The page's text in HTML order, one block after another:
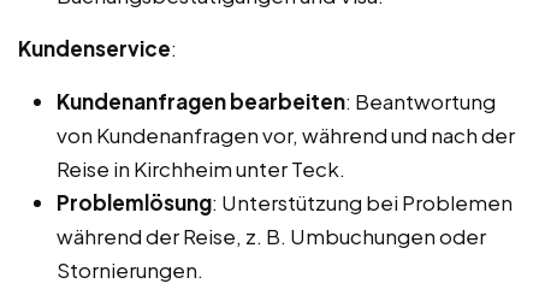
Kundenservice:
Kundenanfragen bearbeiten: Beantwortung
von Kundenanfragen vor, während und nach der
Reise in Kirchheim unter Teck.
Problemlösung: Unterstützung bei Problemen
während der Reise, z. B. Umbuchungen oder
Stornierungen.